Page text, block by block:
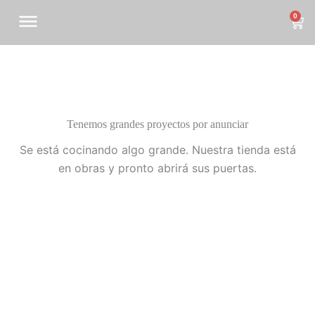
contenido
0
Tenemos grandes proyectos por anunciar
Se está cocinando algo grande. Nuestra tienda está
en obras y pronto abrirá sus puertas.